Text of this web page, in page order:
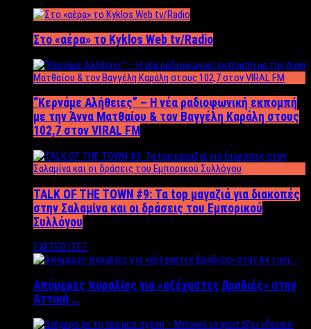
Στο «αέρα» το Kyklos Web tv/Radio
“Kερνάμε Αλήθειες” – Η νέα ραδιοφωνική εκπομπή
με την Άννα Ματθαίου & τον Βαγγέλη Καράλη στους
102,7 στον VIRAL FM
TALK OF THE TOWN #9: Τα top μαγαζιά για διακοπές
στην Σαλαμίνα και οι δράσεις του Εμπορικού
Συλλόγου
ΣΧΕΣΕΙΣ/ΣΕΞ
Απόμερες παραλίες για «αξέχαστες βραδιές» στην
Αττική …